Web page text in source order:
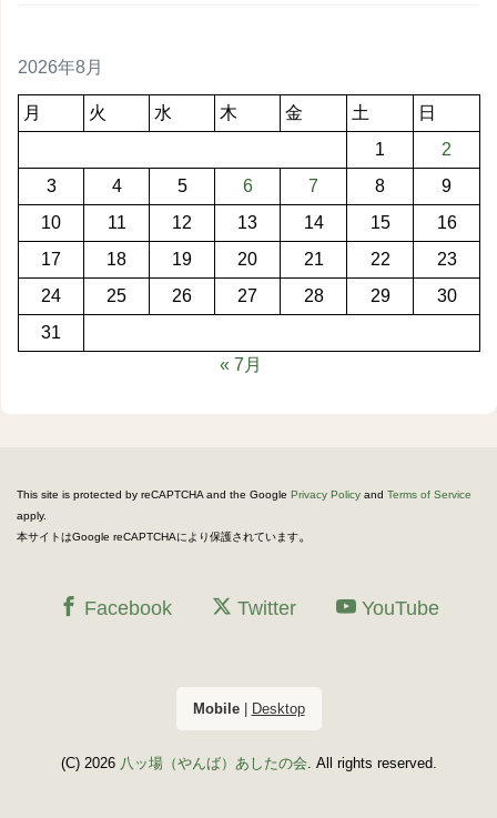
2026年8月
月 火 水 木 金 土
日
1
2
3
4 5 6 7 8
9
10
11 12 13 14 15
16
17
18 19 20 21 22
23
24
25 26 27 28 29
30
31
« 7月
This site is protected by reCAPTCHA and the Google Privacy Policy and Terms of Service
apply.
本サイトはGoogle reCAPTCHAにより保護されています。
Facebook Twitter YouTube
Mobile| Desktop
(C) 2026 八ッ場（やんば）あしたの会. All rights reserved.